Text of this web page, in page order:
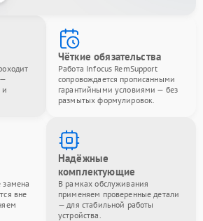
и
Чёткие обязательства
Работа Infocus RemSupport
сопровождается прописанными
гарантийными условиями — без
размытых формулировок.
замена
вне
Надёжные
комплектующие
В рамках обслуживания
применяем проверенные детали
— для стабильной работы
устройства.